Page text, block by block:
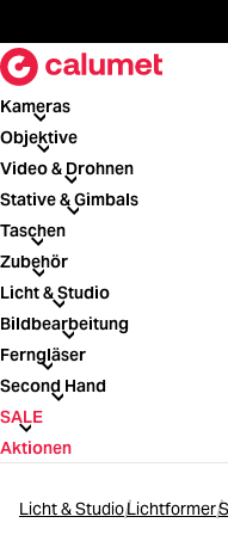
Kameras
Kameras
Objektive
Objektive
Video & Drohnen
Video & Drohnen
Stative & Gimbals
Stative & Gimbals
Taschen
Taschen
Zubehör
Zubehör
Licht & Studio
Licht & Studio
Bildbearbeitung
Bildbearbeitung
Ferngläser
Ferngläser
Second Hand
Second Hand
SALE
SALE
Aktionen
Licht & StudioLichtformer